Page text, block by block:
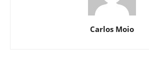
Carlos Moio